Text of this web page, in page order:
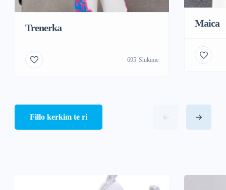
Trenerka
695 Shikime
Maica
Fillo kerkim te ri